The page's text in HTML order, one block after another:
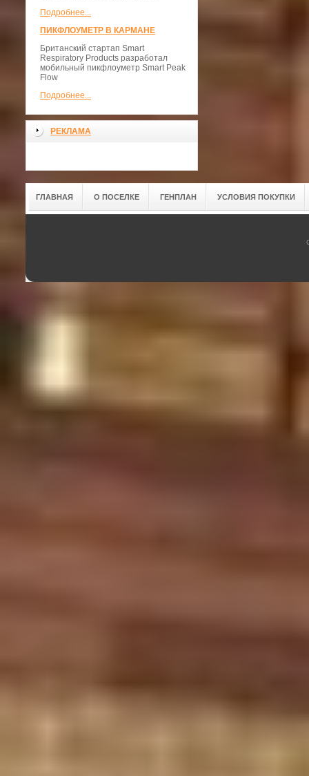
Подробнее...
ПИКФЛОУМЕТР В КАРМАНЕ
Британский стартап Smart
Respiratory Products разработал
мобильный пикфлоуметр Smart Peak
Flow
Подробнее...
РЕКЛАМА
ГЛАВНАЯ О ПОСЕЛКЕ ГЕНПЛАН УСЛОВИЯ ПОКУПКИ